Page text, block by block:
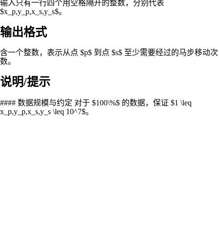
输入只有一行四个用空格隔开的整数，分别代表
$x_p,y_p,x_s,y_s$。
输出格式
含一个整数，表示从点 $p$ 到点 $s$ 至少需要经过的马步移动次
数。
说明/提示
#### 数据规模与约定 对于 $100\%$ 的数据，保证 $1 \leq
x_p,y_p,x_s,y_s \leq 10^7$。